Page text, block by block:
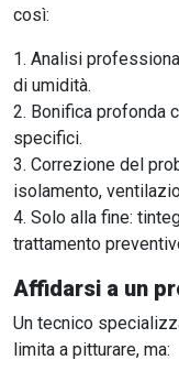
così:
Analisi
di umidità.
Bonifica profonda
specifici.
Correzione del
isolamento,
Solo alla fine:
trattamento
Affidarsi a un
Un tecnico
limita a pitturare, ma: